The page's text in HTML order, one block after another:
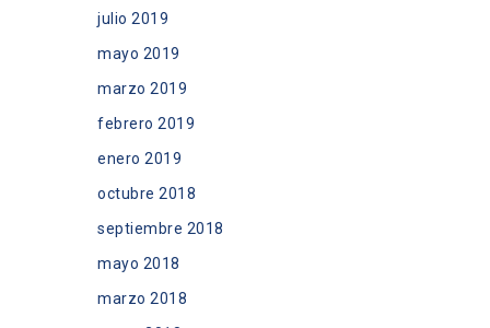
julio 2019
mayo 2019
marzo 2019
febrero 2019
enero 2019
octubre 2018
septiembre 2018
mayo 2018
marzo 2018